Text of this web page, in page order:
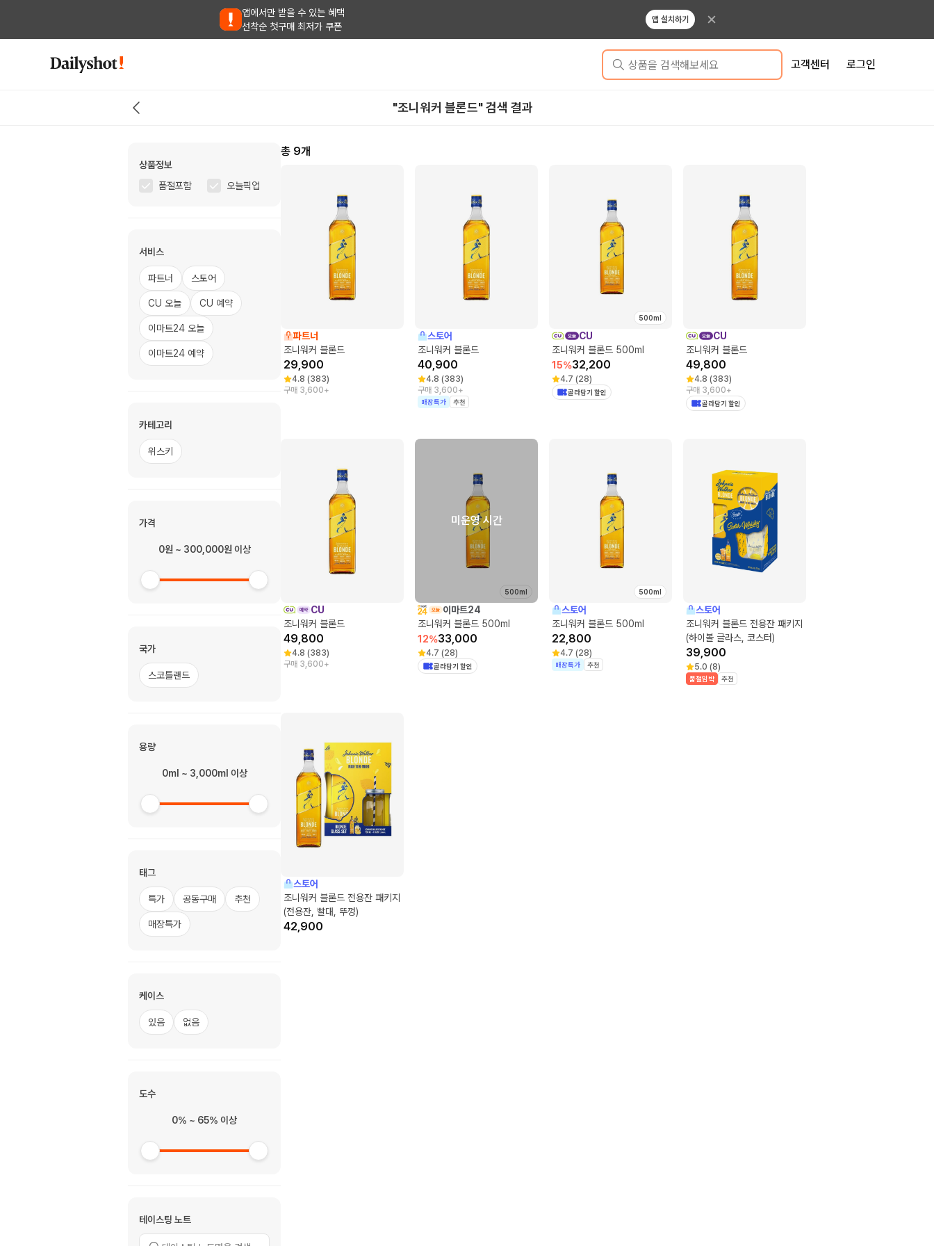
앱에서만 받을 수 있는 혜택
선착순 첫구매 최저가 쿠폰
앱 설치하기
상품을 검색해보세요 고객센터 로그인
"조니워커 블론드" 검색 결과
상품정보
품절포함
오늘픽업
서비스
파트너 스토어
CU 오늘 CU 예약
이마트24 오늘
이마트24 예약
카테고리
위스키
가격
0원 ~ 300,000원 이상
국가
스코틀랜드
용량
0ml ~ 3,000ml 이상
태그
특가 공동구매 추천
매장특가
케이스
있음 없음
도수
0% ~ 65% 이상
테이스팅 노트
총 9개
파트너
조니워커 블론드
29,900
4.8 (383)
구매 3,600+
스토어
조니워커 블론드
40,900
4.8 (383)
구매 3,600+
매장특가 추천
500ml
CU
조니워커 블론드 500ml
15%32,200
4.7 (28)
골라담기 할인
CU
조니워커 블론드
49,800
4.8 (383)
구매 3,600+
골라담기 할인
CU
조니워커 블론드
49,800
4.8 (383)
구매 3,600+
미운영 시간
500ml
이마트24
조니워커 블론드 500ml
12%33,000
4.7 (28)
골라담기 할인
500ml
스토어
조니워커 블론드 500ml
22,800
4.7 (28)
매장특가 추천
스토어
조니워커 블론드 전용잔 패키지
(하이볼 글라스, 코스터)
39,900
5.0 (8)
품절임박 추천
스토어
조니워커 블론드 전용잔 패키지
(전용잔, 빨대, 뚜껑)
42,900